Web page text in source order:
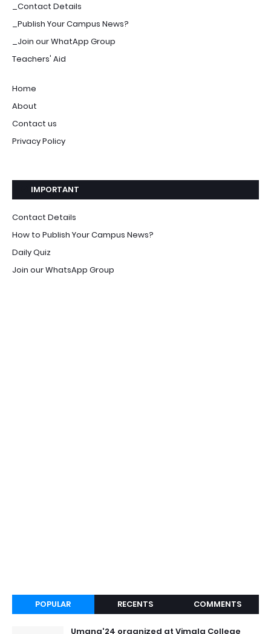
_Contact Details
_Publish Your Campus News?
_Join our WhatApp Group
Teachers' Aid
Home
About
Contact us
Privacy Policy
IMPORTANT
Contact Details
How to Publish Your Campus News?
Daily Quiz
Join our WhatsApp Group
POPULAR RECENTS COMMENTS
Umang'24 organized at Vimala College